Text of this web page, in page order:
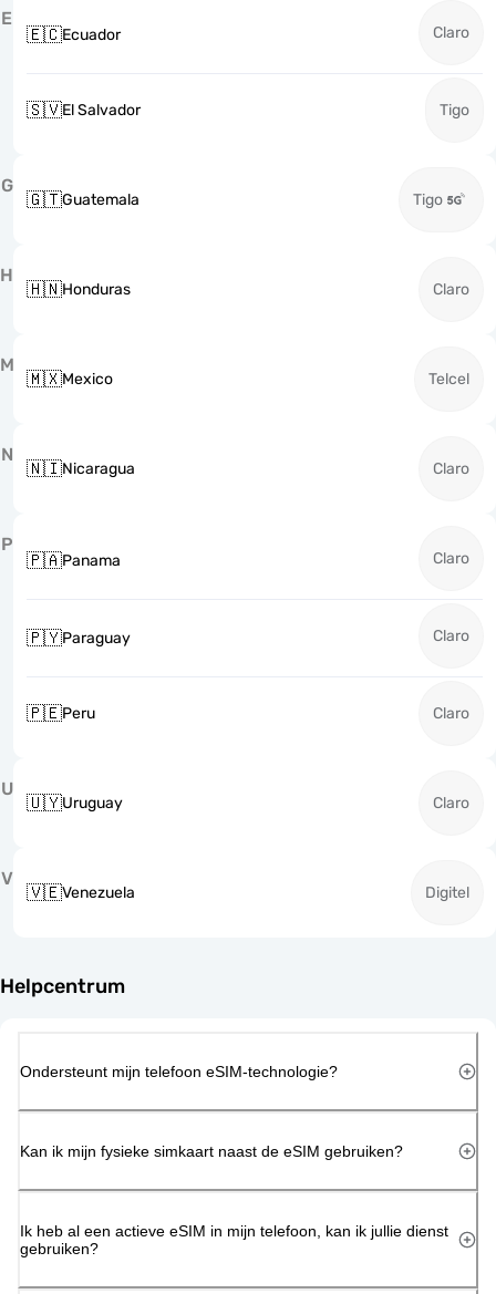
E
🇪🇨Ecuador Claro
🇸🇻El Salvador Tigo
G
🇬🇹Guatemala Tigo
H
🇭🇳Honduras Claro
M
🇲🇽Mexico Telcel
N
🇳🇮Nicaragua Claro
P
🇵🇦Panama Claro
🇵🇾Paraguay Claro
🇵🇪Peru Claro
U
🇺🇾Uruguay Claro
V
🇻🇪Venezuela Digitel
Helpcentrum
Ondersteunt mijn telefoon eSIM-technologie?
Kan ik mijn fysieke simkaart naast de eSIM gebruiken?
Ik heb al een actieve eSIM in mijn telefoon, kan ik jullie dienst
gebruiken?